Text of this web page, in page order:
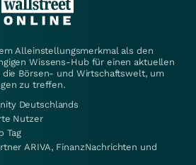
Alleinstellungsmerkmal als den
Wissens-Hub für einen aktuellen
die Börsen- und Wirtschaftswelt, um
zu treffen.
Deutschlands
Nutzer
Tag
ARIVA, FinanzNachrichten und